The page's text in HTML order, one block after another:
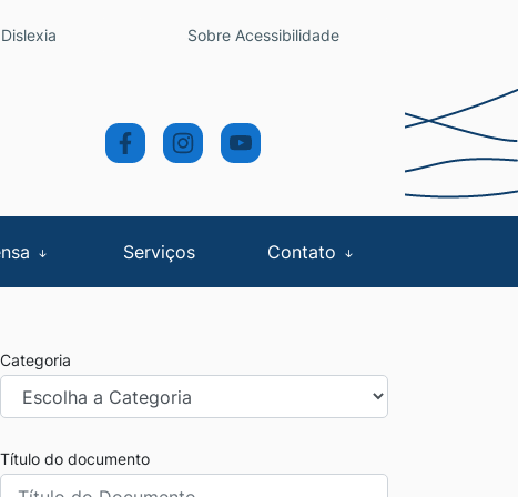
Sobre Acessibilidade
Serviços Contato
Categoria
Título do documento